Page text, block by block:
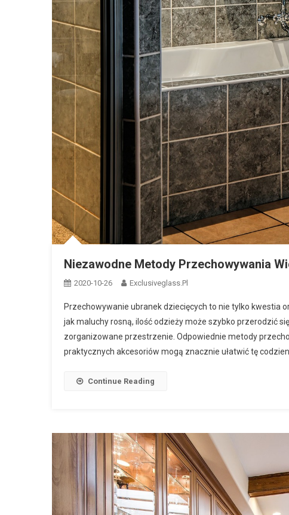
Niezawodne Metody Przechowywania
2020-10-26 Exclusiveglass.pl
Przechowywanie ubranek dziecięcych to nie tylko kwestia
jak maluchy rosną, ilość odzieży może szybko przerodzić
zorganizowane przestrzenie. Odpowiednie metody
praktycznych akcesoriów mogą znacznie ułatwić tę
Continue Reading